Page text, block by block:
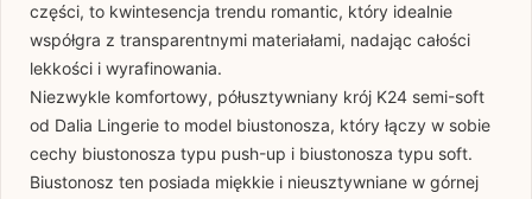
części, to kwintesencja trendu romantic, który idealnie
współgra z transparentnymi materiałami, nadając całości
lekkości i wyrafinowania.
Niezwykle komfortowy, półusztywniany krój K24 semi-soft
od Dalia Lingerie to model biustonosza, który łączy w sobie
cechy biustonosza typu push-up i biustonosza typu soft.
Biustonosz ten posiada miękkie i nieusztywniane w górnej